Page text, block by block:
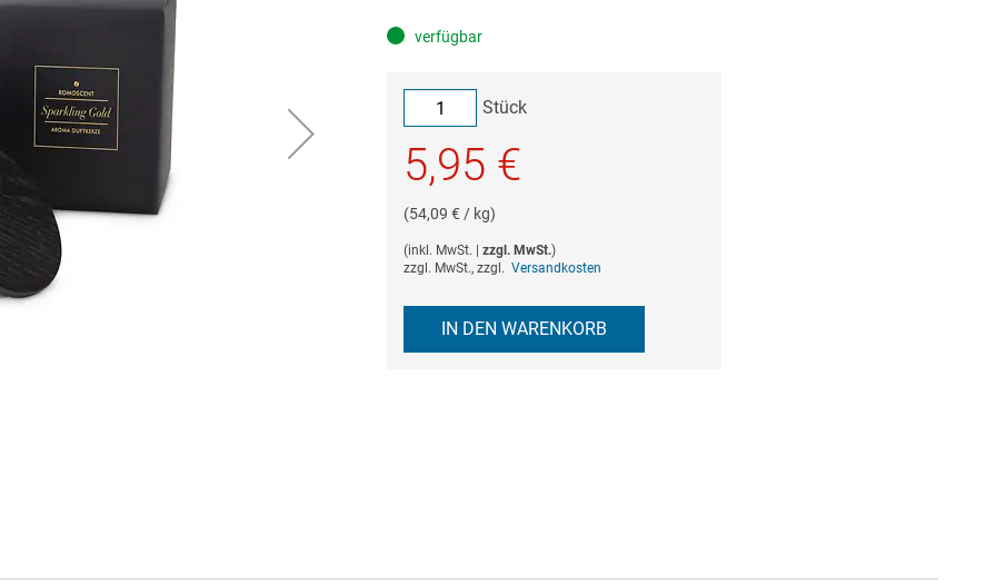
verfügbar
Stück
5,95 €
(54,09 € / kg)
(inkl. MwSt. zzgl. MwSt.)
zzgl. MwSt., zzgl. Versandkosten
IN DEN WARENKORB